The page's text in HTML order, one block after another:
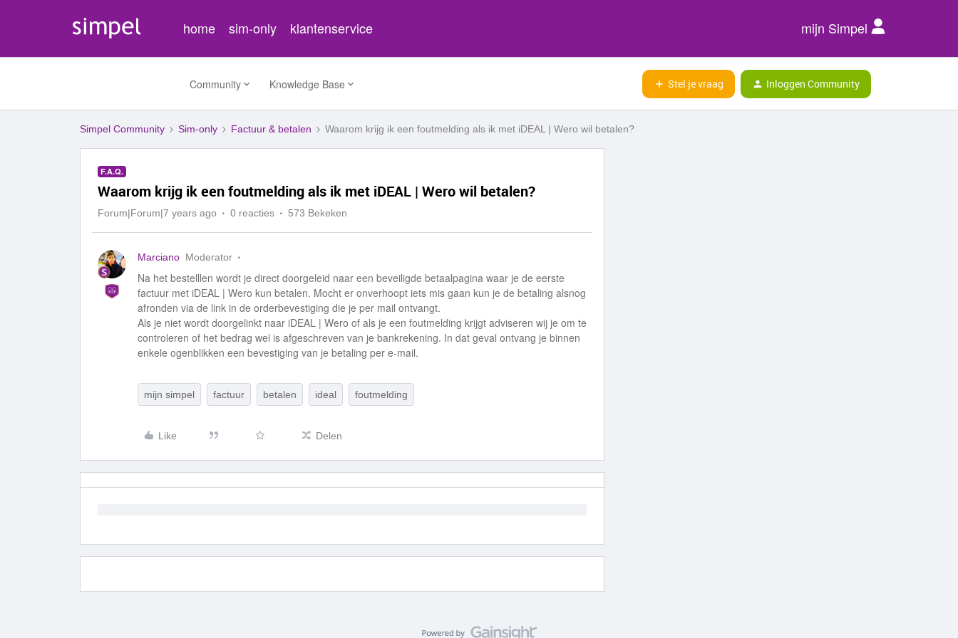
home sim-only klantenservice mijn Simpel
Community Knowledge Base Stel je vraag Inloggen Community
Simpel Community Sim-only Factuur & betalen Waarom krijg ik een foutmelding als ik met iDEAL | Wero wil betalen?
F.A.Q.
Waarom krijg ik een foutmelding als ik met iDEAL | Wero wil betalen?
Forum|Forum|7 years ago 0 reacties 573 Bekeken
Marciano Moderator
Na het bestelllen wordt je direct doorgeleid naar een beveiligde betaalpagina waar je de eerste
factuur met iDEAL | Wero kun betalen. Mocht er onverhoopt iets mis gaan kun je de betaling alsnog
afronden via de link in de orderbevestiging die je per mail ontvangt.
Als je niet wordt doorgelinkt naar iDEAL | Wero of als je een foutmelding krijgt adviseren wij je om te
controleren of het bedrag wel is afgeschreven van je bankrekening. In dat geval ontvang je binnen
enkele ogenblikken een bevestiging van je betaling per e-mail.
mijn simpel factuur betalen ideal foutmelding
Like Delen